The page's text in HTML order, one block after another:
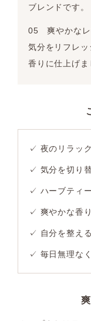
ブレンドです。
05 爽やかなレ
気分をリフレ
香りに仕上げま
✓ 夜のリラッ
✓ 気分を切り
✓ ハーブティ
✓ 爽やかな香
✓ 自分を整え
✓ 毎日無理な